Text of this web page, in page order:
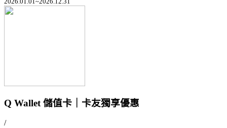
Q Wallet 儲值卡｜卡友獨享優惠
/